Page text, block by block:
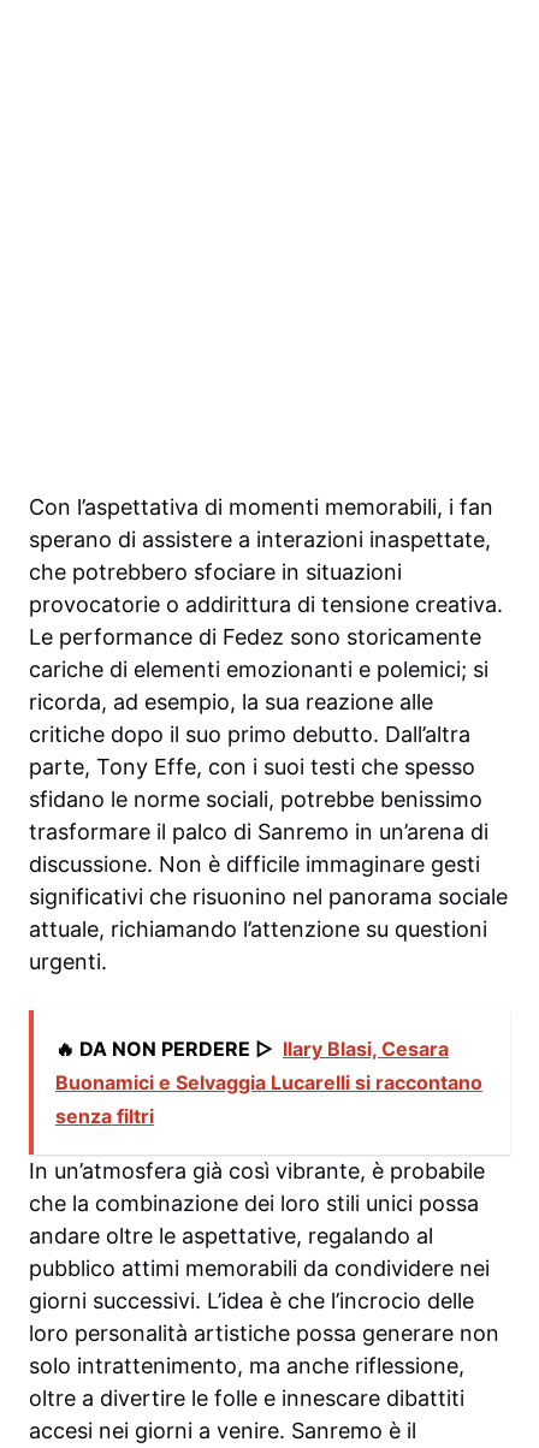
Con l’aspettativa di momenti memorabili, i fan
sperano di assistere a interazioni inaspettate,
che potrebbero sfociare in situazioni
provocatorie o addirittura di tensione creativa.
Le performance di Fedez sono storicamente
cariche di elementi emozionanti e polemici; si
ricorda, ad esempio, la sua reazione alle
critiche dopo il suo primo debutto. Dall’altra
parte, Tony Effe, con i suoi testi che spesso
sfidano le norme sociali, potrebbe benissimo
trasformare il palco di Sanremo in un’arena di
discussione. Non è difficile immaginare gesti
significativi che risuonino nel panorama sociale
attuale, richiamando l’attenzione su questioni
urgenti.
🔥 DA NON PERDERE ▷ Ilary Blasi, Cesara
Buonamici e Selvaggia Lucarelli si raccontano
senza filtri
In un’atmosfera già così vibrante, è probabile
che la combinazione dei loro stili unici possa
andare oltre le aspettative, regalando al
pubblico attimi memorabili da condividere nei
giorni successivi. L’idea è che l’incrocio delle
loro personalità artistiche possa generare non
solo intrattenimento, ma anche riflessione,
oltre a divertire le folle e innescare dibattiti
accesi nei giorni a venire. Sanremo è il